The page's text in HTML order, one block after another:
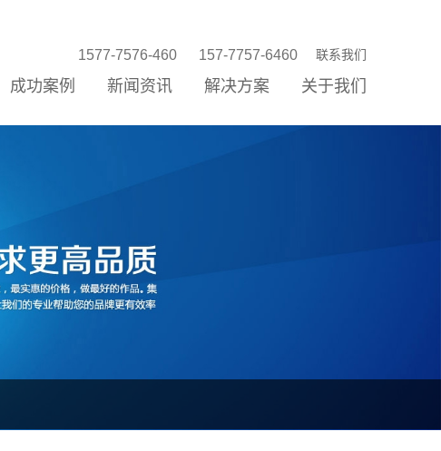
1577-7576-460 157-7757-6460 联系我们
成功案例 新闻资讯 解决方案 关于我们
网站优化
网络营销
微信公众平台
进销存新零售